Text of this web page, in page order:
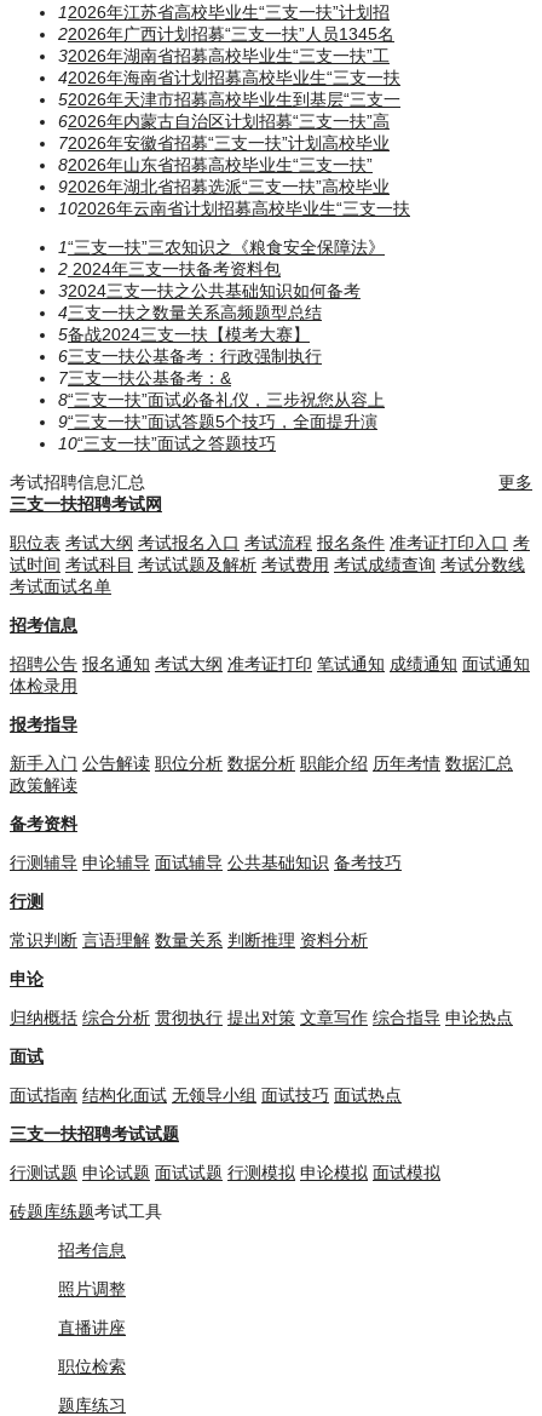
12026年江苏省高校毕业生“三支一扶”计划招
22026年广西计划招募“三支一扶”人员1345名
32026年湖南省招募高校毕业生“三支一扶”工
42026年海南省计划招募高校毕业生“三支一扶
52026年天津市招募高校毕业生到基层“三支一
62026年内蒙古自治区计划招募“三支一扶”高
72026年安徽省招募“三支一扶”计划高校毕业
82026年山东省招募高校毕业生“三支一扶”
92026年湖北省招募选派“三支一扶”高校毕业
102026年云南省计划招募高校毕业生“三支一扶
1“三支一扶”三农知识之《粮食安全保障法》
2 2024年三支一扶备考资料包
32024三支一扶之公共基础知识如何备考
4三支一扶之数量关系高频题型总结
5备战2024三支一扶【模考大赛】
6三支一扶公基备考：行政强制执行
7三支一扶公基备考：​​​&
8“三支一扶”面试必备礼仪，三步祝您从容上
9“三支一扶”面试答题5个技巧，全面提升演
10“三支一扶”面试之答题技巧
考试招聘信息汇总
更多
三支一扶招聘考试网
职位表 考试大纲 考试报名入口 考试流程 报名条件 准考证打印入口 考
试时间 考试科目 考试试题及解析 考试费用 考试成绩查询 考试分数线
考试面试名单
招考信息
招聘公告 报名通知 考试大纲 准考证打印 笔试通知 成绩通知 面试通知
体检录用
报考指导
新手入门 公告解读 职位分析 数据分析 职能介绍 历年考情 数据汇总
政策解读
备考资料
行测辅导 申论辅导 面试辅导 公共基础知识 备考技巧
行测
常识判断 言语理解 数量关系 判断推理 资料分析
申论
归纳概括 综合分析 贯彻执行 提出对策 文章写作 综合指导 申论热点
面试
面试指南 结构化面试 无领导小组 面试技巧 面试热点
三支一扶招聘考试试题
行测试题 申论试题 面试试题 行测模拟 申论模拟 面试模拟
砖题库练题考试工具
招考信息
照片调整
直播讲座
职位检索
题库练习